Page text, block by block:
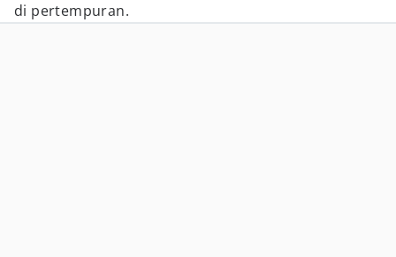
di pertempuran.